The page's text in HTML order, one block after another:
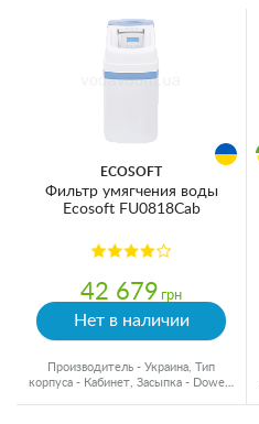
ECOSOFT
Фильтр умягчения воды
Ecosoft FU0818Cab
42 679 грн
Нет в наличии
Производитель - Украина, Тип
корпуса - Кабинет, Засыпка - Dowex,